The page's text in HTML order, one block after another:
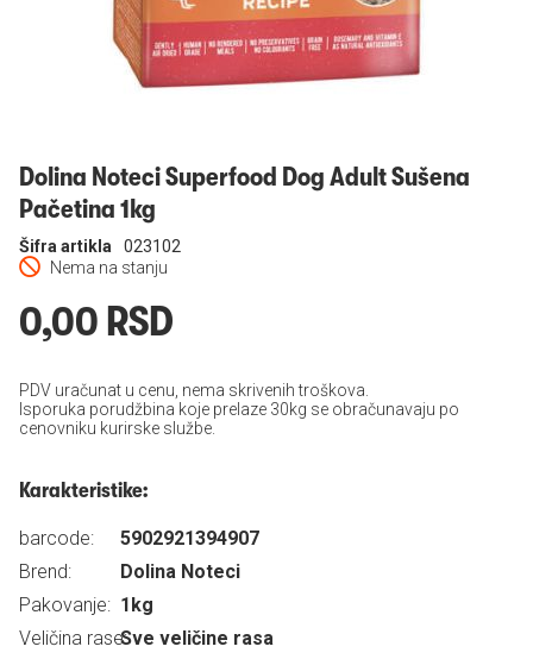
Dolina Noteci Superfood Dog Adult Sušena
Pačetina 1kg
Nema na stanju
Šifra artikla 023102
0,00 RSD
PDV uračunat u cenu, nema skrivenih troškova.
Isporuka porudžbina koje prelaze 30kg se obračunavaju po
cenovniku kurirske službe.
Karakteristike:
barcode:
5902921394907
Brend:
Dolina Noteci
Pakovanje: 1kg
Veličina rase:Sve veličine rasa